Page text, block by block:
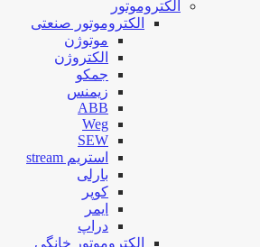
الکتروموتور
الکتروموتور صنعتی
موتوژن
الکتروژن
جمکو
زیمنس
ABB
Weg
SEW
استریم stream
بارلی
کوپر
ایمر
دراپ
الکتروموتور خانگی